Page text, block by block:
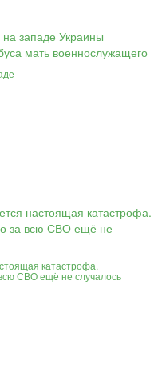
катастрофа.
СВО ещё не случалось